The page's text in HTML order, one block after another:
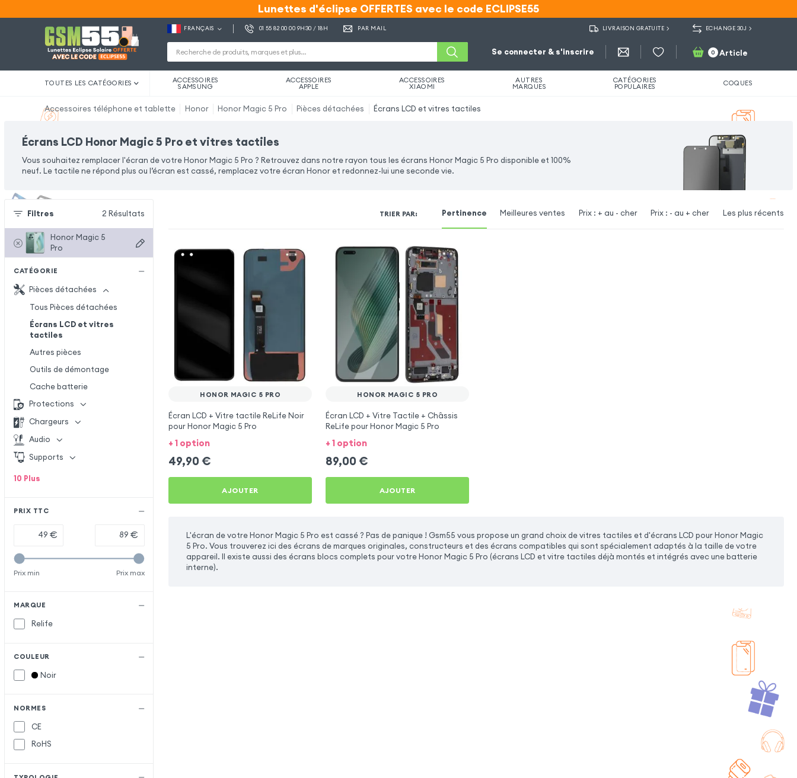
Lunettes d'éclipse OFFERTES avec le code ECLIPSE55
Lunettes d'éclipse OFFERTES avec le code ECLIPSE55
FRANÇAIS 01 55 82 00 00 9H30 / 18H PAR MAIL LIVRAISON GRATUITE ECHANGE 30J
Se connecter & s'inscrire 0 Article
TOUTES LES CATÉGORIES ACCESSOIRES
SAMSUNG
ACCESSOIRES
APPLE
ACCESSOIRES
XIAOMI
AUTRES
MARQUES
CATÉGORIES
POPULAIRES COQUES
Accessoires téléphone et tablette Honor Honor Magic 5 Pro Pièces détachées Écrans LCD et vitres tactiles
Écrans LCD Honor Magic 5 Pro et vitres tactiles
Vous souhaitez remplacer l'écran de votre Honor Magic 5 Pro ? Retrouvez dans notre rayon tous les écrans Honor Magic 5 Pro disponible et 100%
neuf. Le tactile ne répond plus ou l’écran est cassé, remplacez votre écran Honor et redonnez-lui une seconde vie.
Filtres 2 Résultats
Honor Magic 5
Pro
CATÉGORIE
Pièces détachées
Tous Pièces détachées
Écrans LCD et vitres
tactiles
Autres pièces
Outils de démontage
Cache batterie
Protections
Chargeurs
Audio
Supports
10 Plus
PRIX TTC
€ €
Prix min Prix max
MARQUE
Relife
COULEUR
Noir
NORMES
CE
RoHS
TRIER PAR: Pertinence Meilleures ventes Prix : + au - cher Prix : - au + cher Les plus récents
HONOR MAGIC 5 PRO
Écran LCD + Vitre tactile ReLife Noir
pour Honor Magic 5 Pro
+ 1 option
49,90 €
AJOUTER
HONOR MAGIC 5 PRO
Écran LCD + Vitre Tactile + Châssis
ReLife pour Honor Magic 5 Pro
+ 1 option
89,00 €
AJOUTER
L'écran de votre Honor Magic 5 Pro est cassé ? Pas de panique ! Gsm55 vous propose un grand choix de vitres tactiles et d'écrans LCD pour Honor Magic
5 Pro. Vous trouverez ici des écrans de marques originales, constructeurs et des écrans compatibles qui sont spécialement adaptés à la taille de votre
appareil. Il existe aussi des écrans blocs complets pour votre Honor Magic 5 Pro (écrans LCD et vitre tactiles déjà montés et intégrés avec une batterie
interne).